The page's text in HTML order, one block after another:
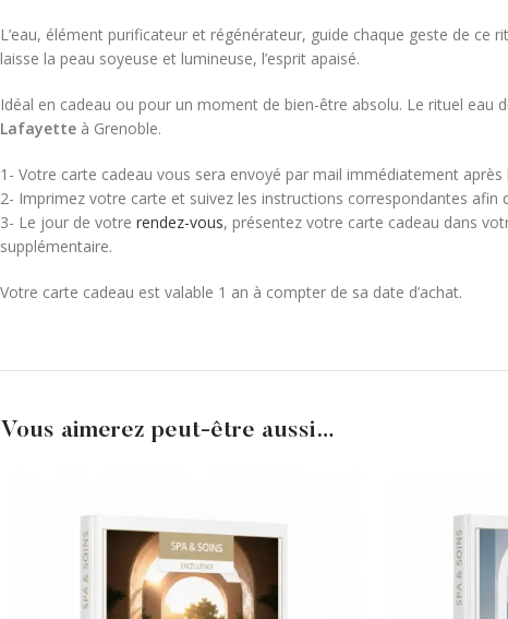
L’eau, élément purificateur et régénérateur, guide chaque geste de ce
laisse la peau soyeuse et lumineuse, l’esprit apaisé.
Idéal en cadeau ou pour un moment de bien-être absolu. Le rituel eau
Lafayette à Grenoble.
1- Votre carte cadeau vous sera envoyé par mail immédiatement
2- Imprimez votre carte et suivez les instructions correspondantes afin
3- Le jour de votre rendez-vous, présentez votre carte cadeau dans
supplémentaire.
Votre carte cadeau est valable 1 an à compter de sa date d’achat.
Vous aimerez peut-être aussi…